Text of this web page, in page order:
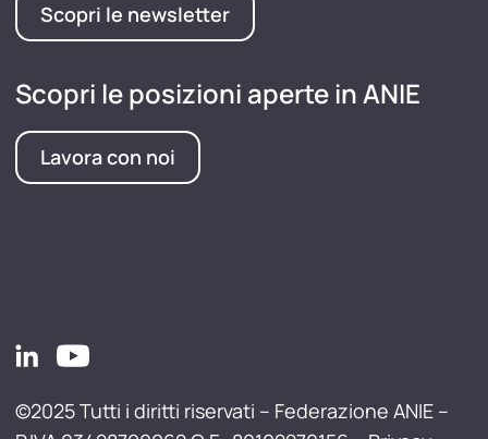
Scopri le newsletter
Scopri le posizioni aperte in ANIE
Lavora con noi
©2025 Tutti i diritti riservati – Federazione ANIE –